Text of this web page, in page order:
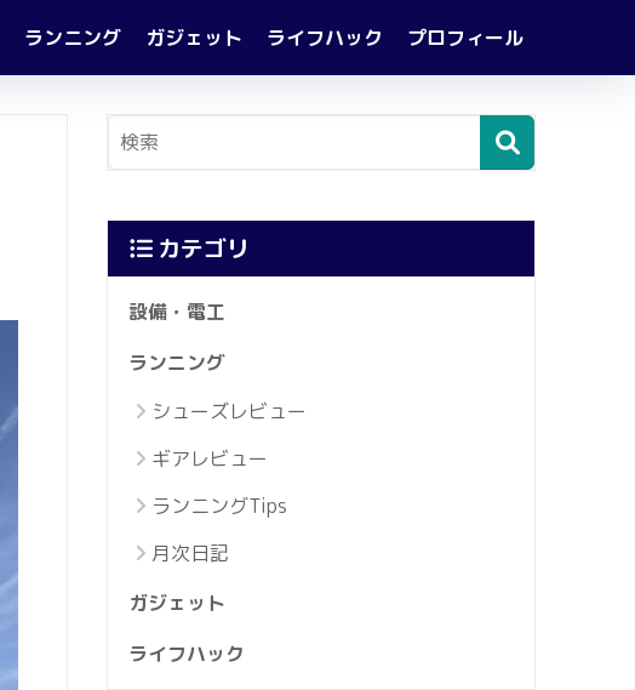
ランニング ガジェット ライフハック プロフィール
カテゴリ
設備・電工
ランニング
シューズレビュー
ギアレビュー
ランニングTips
月次日記
ガジェット
ライフハック